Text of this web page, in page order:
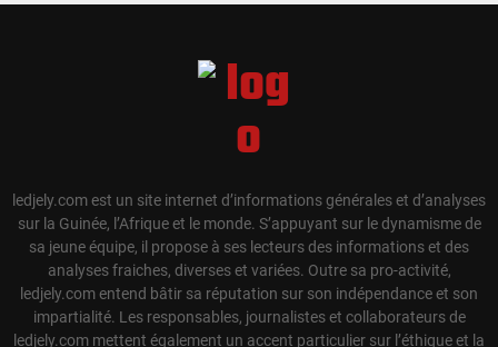
ledjely.com est un site internet d’informations générales et d’analyses
sur la Guinée, l’Afrique et le monde. S’appuyant sur le dynamisme de
sa jeune équipe, il propose à ses lecteurs des informations et des
analyses fraiches, diverses et variées. Outre sa pro-activité,
ledjely.com entend bâtir sa réputation sur son indépendance et son
impartialité. Les responsables, journalistes et collaborateurs de
ledjely.com mettent également un accent particulier sur l’éthique et la